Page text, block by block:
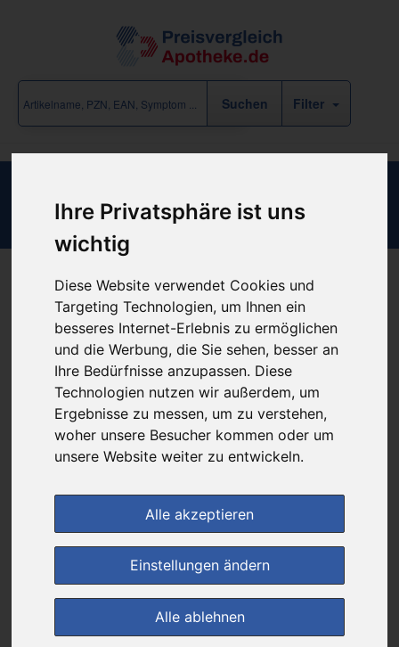
Ihre Privatsphäre ist uns
wichtig
Diese Website verwendet Cookies und
Targeting Technologien, um Ihnen ein
besseres Internet-Erlebnis zu ermöglichen
und die Werbung, die Sie sehen, besser an
Ihre Bedürfnisse anzupassen. Diese
Technologien nutzen wir außerdem, um
Ergebnisse zu messen, um zu verstehen,
woher unsere Besucher kommen oder um
unsere Website weiter zu entwickeln.
Alle akzeptieren
Einstellungen ändern
Alle ablehnen
Filter
Einmalkatheter Frauen Ch12
Produkt empfehlen
Kein Preis bekannt
Das gewünschte Produkt ist derzeit bei keinem unserer Partner
erhältlich.
(0) Jetzt bewerten!
zur Startseite
Preisalarm